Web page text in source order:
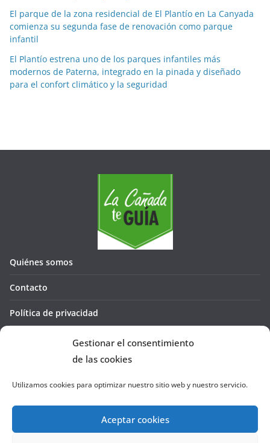
Gestionar el consentimiento
de las cookies
Utilizamos cookies para optimizar nuestro sitio web y nuestro servicio.
Aceptar cookies
m
e
e
s
El parque de la zona residencial de El Plantío en La Canyada
comienza su segunda fase de renovación como parque
infantil
El Plantío estrena uno de los parques infantiles más
modernos de Paterna, integrado en la pinada y diseñado
para el confort climático y la seguridad
Quiénes somos
Contacto
Política de privacidad
Política de cookies (UE)